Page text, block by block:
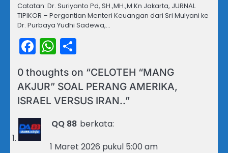
Catatan: Dr. Suriyanto Pd, SH.,MH.,M.Kn Jakarta, JURNAL
TIPIKOR – Pergantian Menteri Keuangan dari Sri Mulyani ke
Dr. Purbaya Yudhi Sadewa,…
Facebook
WhatsApp
0 thoughts on “CELOTEH “MANG
AKJUR” SOAL PERANG AMERIKA,
ISRAEL VERSUS IRAN..”
QQ 88 berkata:
1 Maret 2026 pukul 5:00 am